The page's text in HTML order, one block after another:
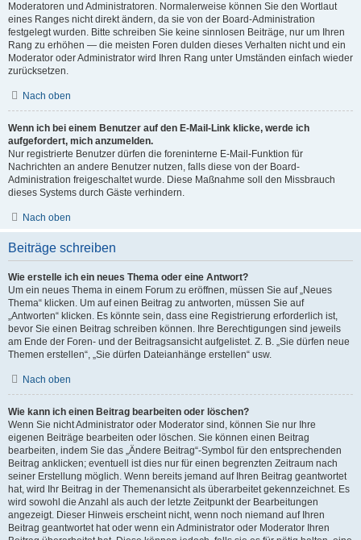
Moderatoren und Administratoren. Normalerweise können Sie den Wortlaut
eines Ranges nicht direkt ändern, da sie von der Board-Administration
festgelegt wurden. Bitte schreiben Sie keine sinnlosen Beiträge, nur um Ihren
Rang zu erhöhen — die meisten Foren dulden dieses Verhalten nicht und ein
Moderator oder Administrator wird Ihren Rang unter Umständen einfach wieder
zurücksetzen.
Nach oben
Wenn ich bei einem Benutzer auf den E-Mail-Link klicke, werde ich
aufgefordert, mich anzumelden.
Nur registrierte Benutzer dürfen die foreninterne E-Mail-Funktion für
Nachrichten an andere Benutzer nutzen, falls diese von der Board-
Administration freigeschaltet wurde. Diese Maßnahme soll den Missbrauch
dieses Systems durch Gäste verhindern.
Nach oben
Beiträge schreiben
Wie erstelle ich ein neues Thema oder eine Antwort?
Um ein neues Thema in einem Forum zu eröffnen, müssen Sie auf „Neues
Thema“ klicken. Um auf einen Beitrag zu antworten, müssen Sie auf
„Antworten“ klicken. Es könnte sein, dass eine Registrierung erforderlich ist,
bevor Sie einen Beitrag schreiben können. Ihre Berechtigungen sind jeweils
am Ende der Foren- und der Beitragsansicht aufgelistet. Z. B. „Sie dürfen neue
Themen erstellen“, „Sie dürfen Dateianhänge erstellen“ usw.
Nach oben
Wie kann ich einen Beitrag bearbeiten oder löschen?
Wenn Sie nicht Administrator oder Moderator sind, können Sie nur Ihre
eigenen Beiträge bearbeiten oder löschen. Sie können einen Beitrag
bearbeiten, indem Sie das „Ändere Beitrag“-Symbol für den entsprechenden
Beitrag anklicken; eventuell ist dies nur für einen begrenzten Zeitraum nach
seiner Erstellung möglich. Wenn bereits jemand auf Ihren Beitrag geantwortet
hat, wird Ihr Beitrag in der Themenansicht als überarbeitet gekennzeichnet. Es
wird sowohl die Anzahl als auch der letzte Zeitpunkt der Bearbeitungen
angezeigt. Dieser Hinweis erscheint nicht, wenn noch niemand auf Ihren
Beitrag geantwortet hat oder wenn ein Administrator oder Moderator Ihren